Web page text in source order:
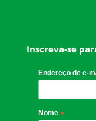
Inscreva-se
Endereço de e-
Nome *